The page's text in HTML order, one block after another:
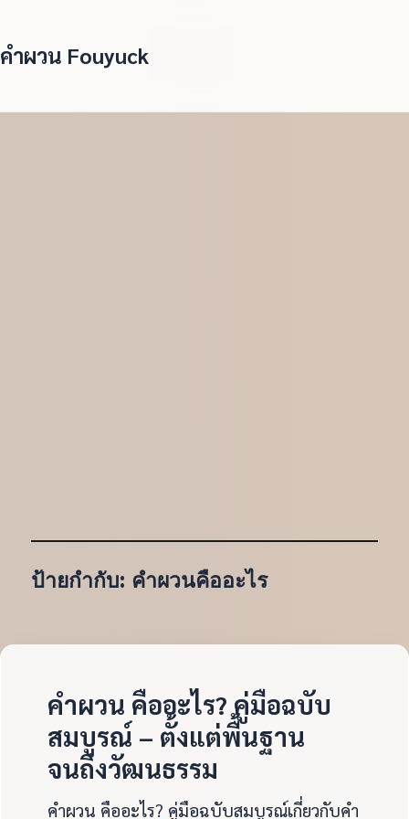
คำผวน Fouyuck
ป้ายกำกับ: คำผวนคืออะไร
คำผวน คืออะไร? คู่มือฉบับ
สมบูรณ์ – ตั้งแต่พื้นฐาน
จนถึงวัฒนธรรม
คำผวน คืออะไร? คู่มือฉบับสมบูรณ์เกี่ยวกับคำ